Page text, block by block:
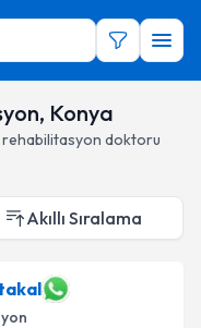
Konya
rehabilitasyon doktoru
Akıllı Sıralama